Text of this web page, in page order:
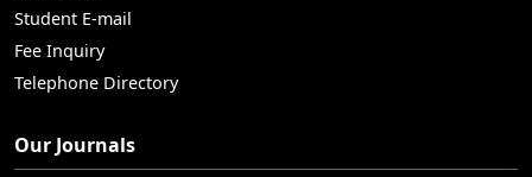
Student E-mail
Fee Inquiry
Telephone Directory
Our Journals